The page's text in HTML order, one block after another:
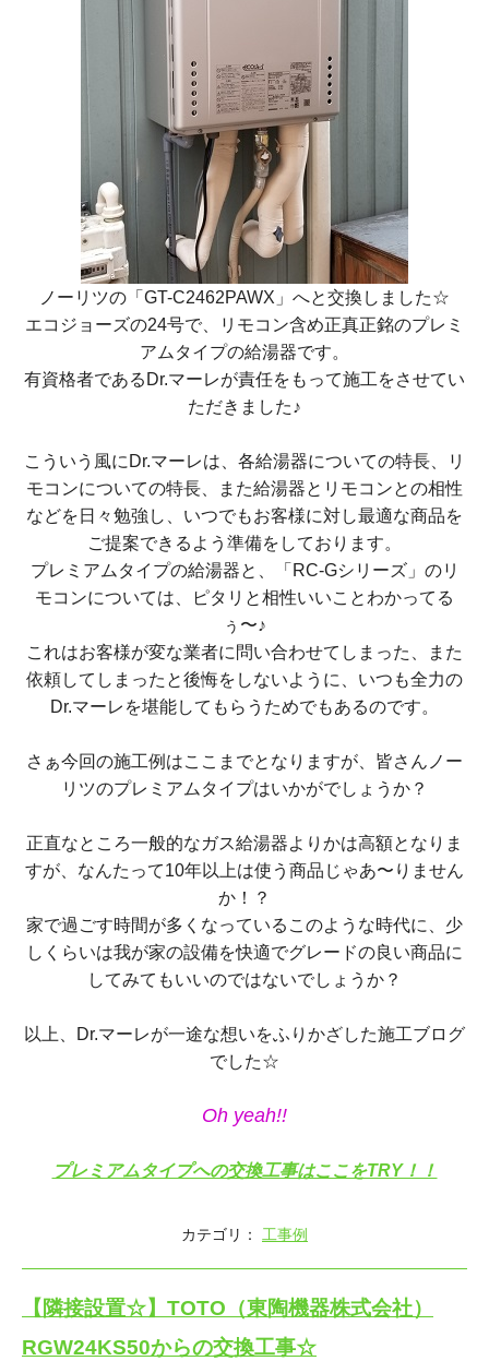
ノーリツの 「GT-C2462PAWX」 へと交換しました☆
エコジョーズの24号で、リモコン含め正真正銘のプレミ
アムタイプの給湯器です。
有資格者であるDr.マーレが責任をもって施工をさせてい
ただきました♪
こういう風にDr.マーレは、各給湯器についての特長、リ
モコンについての特長、また給湯器とリモコンとの相性
などを日々勉強し、いつでもお客様に対し最適な商品を
ご提案できるよう準備をしております。
プレミアムタイプの給湯器と、「RC-Gシリーズ」のリ
モコンについては、ピタリと相性いいことわかってる
ぅ〜♪
これはお客様が変な業者に問い合わせてしまった、また
依頼してしまったと後悔をしないように、いつも全力の
Dr.マーレを堪能してもらうためでもあるのです。
さぁ今回の施工例はここまでとなりますが、皆さんノー
リツのプレミアムタイプはいかがでしょうか？
正直なところ一般的なガス給湯器よりかは高額となりま
すが、なんたって10年以上は使う商品じゃあ〜りません
か！？
家で過ごす時間が多くなっているこのような時代に、少
しくらいは我が家の設備を快適でグレードの良い商品に
してみてもいいのではないでしょうか？
以上、Dr.マーレが一途な想いをふりかざした施工ブログ
でした☆
Oh yeah!!
プレミアムタイプへの交換工事はここをTRY！！
カテゴリ： 工事例
【隣接設置☆】TOTO（東陶機器株式会社）
RGW24KS50からの交換工事☆